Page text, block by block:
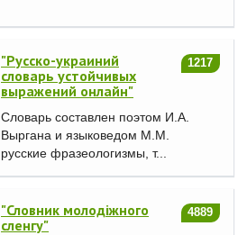
1217
"Русско-украиний
словарь устойчивых
выражений онлайн"
Словарь составлен поэтом И.А.
Выргана и языковедом М.М.
фразеологизмы, т...
4889
"Словник молодіжного
сленгу"